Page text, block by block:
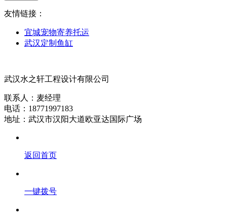
友情链接：
宜城宠物寄养托运
武汉定制鱼缸
武汉水之轩工程设计有限公司
联系人：麦经理
电话：18771997183
地址：武汉市汉阳大道欧亚达国际广场
返回首页
一键拨号